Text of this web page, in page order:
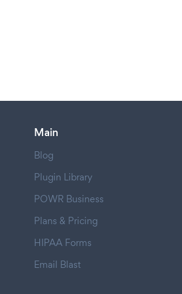
Main
Blog
Plugin Library
POWR Business
Plans & Pricing
HIPAA Forms
Email Blast